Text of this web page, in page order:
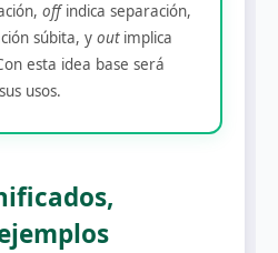
offindica separación,
súbita, y outimplica
esta idea base será
usos.